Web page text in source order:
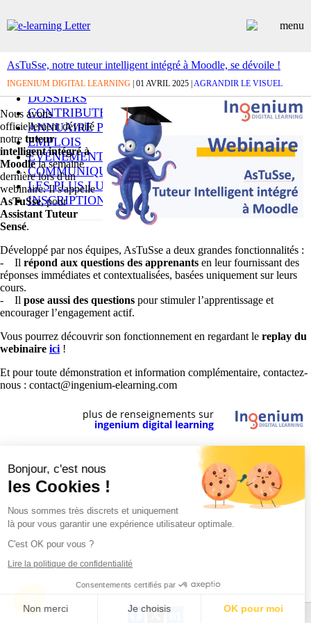
Bonjour, c'est nous
les Cookies !
Nous sommes très discrets et uniquement
là pour vous garantir une expérience utilisateur optimale.
C'est OK pour vous ?
Lire la politique de confidentialité
Consentements certifiés par
Non merci Je choisis OK pour moi
ARTICLES
DOSSIERS
CONTRIBUTEURS
ANNUAIRE PREMIUM
EMPLOIS
ÉVÉNEMENTS
COMMUNIQUÉS
LES PLUS LUS
INSCRIPTION NEWSLETTER
AsTuSse, notre tuteur intelligent intégré à Moodle, se dévoile !
INGENIUM DIGITAL LEARNING | 01 AVRIL 2025 | AGRANDIR LE VISUEL
Nous avons
officiellement dévoilé
notre tuteur
intelligent intégré à
Moodlela semaine
dernière lors d'un
webinaire. Il s'appelle
AsTuSse, pour
Assistant Tuteur
Sensé.
Développé par nos équipes, AsTuSse a deux grandes fonctionnalités :
- Il répond aux questions des apprenants en leur fournissant des
réponses immédiates et contextualisées, basées uniquement sur leurs
cours.
- Il pose aussi des questions pour stimuler l’apprentissage et
encourager l’engagement actif.
Vous pourrez découvrir son fonctionnement en regardant le replay du
webinaire ici !
Et pour toute démonstration et information complémentaire, contactez-
nous : contact@ingenium-elearning.com
plus de renseignements sur
ingenium digital learning
Facebook
X